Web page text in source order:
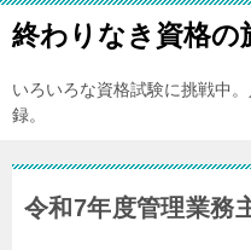
終わりなき資格の
いろいろな資格試験に挑戦中
録。
令和7年度管理業務